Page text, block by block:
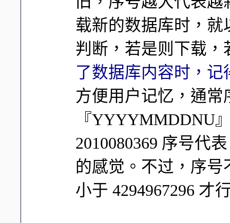
载新的数据库时，就
判断，若是则下载
了数据库内容时，
方便用户记忆，通
『YYYYMMDDNU
2010080369 序号代
的感觉。不过，序号
小于 4294967296 才